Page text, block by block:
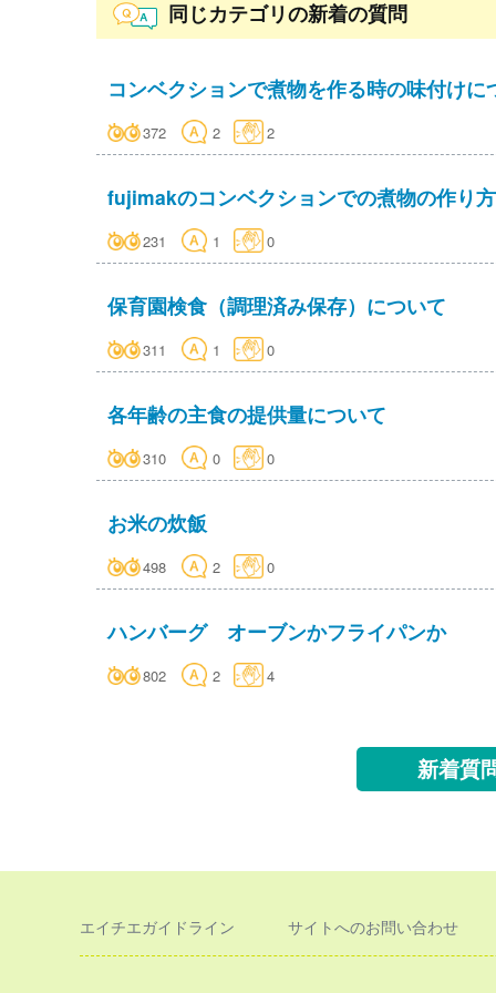
同じカテゴリの新着の質問
コンベクションで煮物を作る時の味付けに
372 2 2
fujimakのコンベクションでの煮物の作り
231 1 0
保育園検食（調理済み保存）について
311 1 0
各年齢の主食の提供量について
310 0 0
お米の炊飯
498 2 0
ハンバーグ オーブンかフライパンか
802 2 4
新着質
エイチエガイドライン サイトへのお問い合わせ